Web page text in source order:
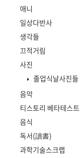
애니
일상다반사
생각들
끄적거림
사진
졸업식날사진들
음악
티스토리 베타테스트
음식
독서(讀書)
과학기술스크랩